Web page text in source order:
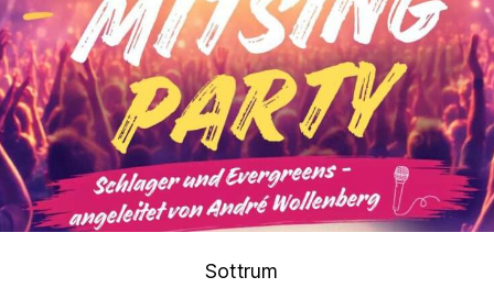
Kategorien
Sottrum